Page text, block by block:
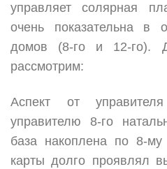
управляет солярная
очень показательна в
домов (8-го и 12-го).
рассмотрим:
Аспект от
управителю 8-го
база накоплена по 8-
карты долго проявлял